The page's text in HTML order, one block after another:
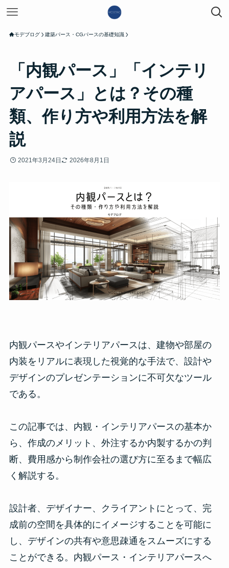
モデブログ 建築パース・CGパースの基礎知識
「内観パース」「インテリ
アパース」とは？その種
類、作り方や利用方法を解
説
2021年3月24日 2026年8月1日
内観パースやインテリアパースは、建物や部屋の
内装をリアルに表現した視覚的な手法で、設計や
デザインのプレゼンテーションに不可欠なツール
である。
この記事では、内観・インテリアパースの基本か
ら、作成のメリット、外注するか内製するかの判
断、費用感から制作会社の選び方に至るまで幅広
く解説する。
設計者、デザイナー、クライアントにとって、完
成前の空間を具体的にイメージすることを可能に
し、デザインの共有や意思疎通をスムーズにする
ことができる。内観パース・インテリアパースへ